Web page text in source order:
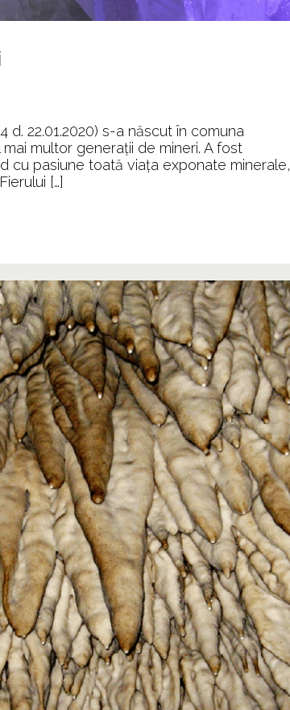
d. 22.01.2020) s-a născut în comuna
multor generații de mineri. A fost
cu pasiune toată viața exponate minerale,
[…]